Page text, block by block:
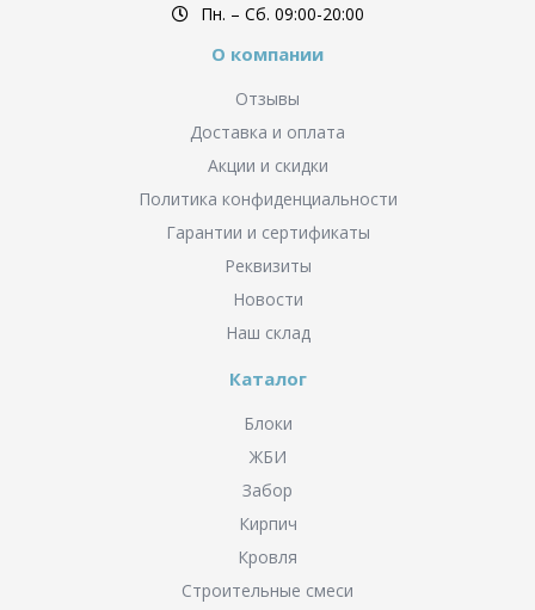
Пн. – Cб. 09:00-20:00
О компании
Отзывы
Доставка и оплата
Акции и скидки
Политика конфиденциальности
Гарантии и сертификаты
Реквизиты
Новости
Наш склад
Каталог
Блоки
ЖБИ
Забор
Кирпич
Кровля
Строительные смеси